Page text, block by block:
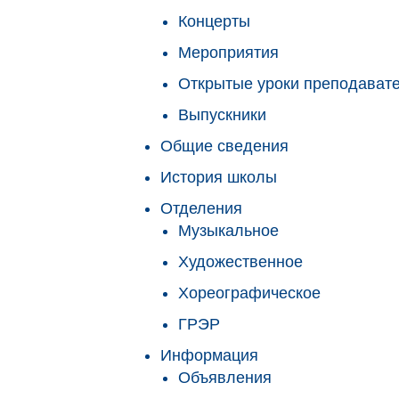
Концерты
Мероприятия
Открытые уроки
Выпускники
Общие сведения
История школы
Отделения
Музыкальное
Художественное
Хореографическое
ГРЭР
Информация
Объявления